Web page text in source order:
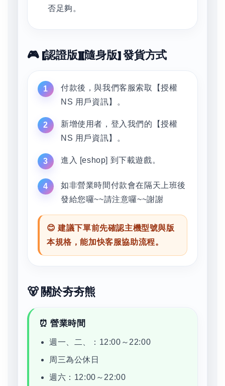
否足夠。
🎮 [認證版][隨身版] 發貨方式
付款後，與我們客服索取【授權
NS 用戶資訊】。
新增使用者，登入我們的【授權
NS 用戶資訊】。
進入 [eshop] 到下載遊戲。
如非營業時間付款會在隔天上班後
發給您囉~~請注意囉~~謝謝
😊 建議下單前先確認主機型號與版
本規格，能加快客服協助流程。
🐻 關於夯夯熊
⏰ 營業時間
週一、二、：12:00～22:00
周三為公休日
週六：12:00～22:00